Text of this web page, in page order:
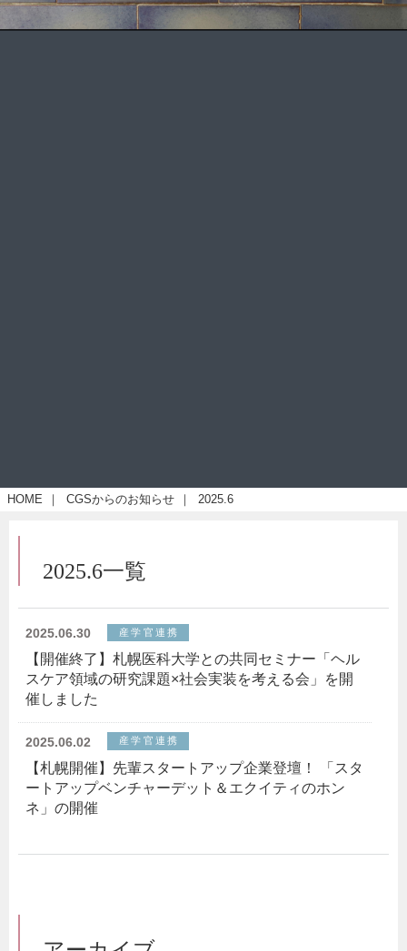
HOME ｜ CGSからのお知らせ ｜ 2025.6
2025.6一覧
2025.06.30 産学官連携
【開催終了】札幌医科大学との共同セミナー「ヘル
スケア領域の研究課題×社会実装を考える会」を開
催しました
2025.06.02 産学官連携
【札幌開催】先輩スタートアップ企業登壇！ 「スタ
ートアップベンチャーデット＆エクイティのホン
ネ」の開催